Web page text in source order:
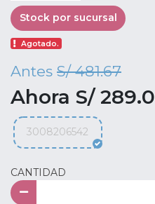
Stock por sucursal
Agotado.
Antes S/ 481.67
Ahora S/
3008206542
CANTIDAD